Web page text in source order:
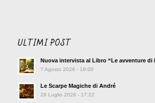
ULTIMI POST
Nuova intervista al Libro “Le avventure di
7 Agosto 2026 - 18:00
Le Scarpe Magiche di André
28 Luglio 2026 - 17:22